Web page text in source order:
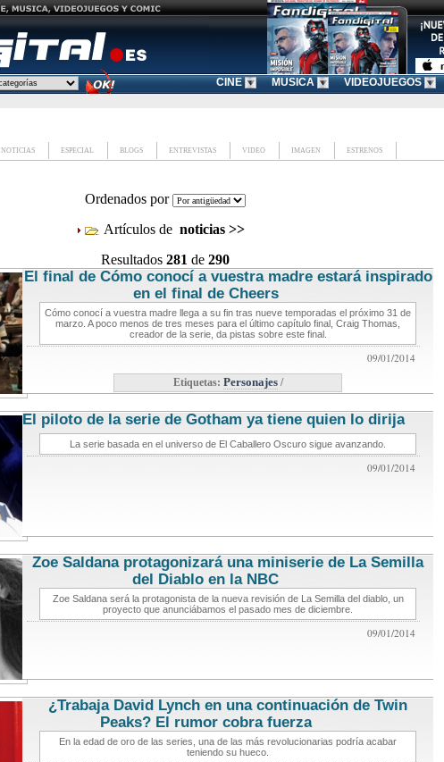
CINE MUSICA VIDEOJUEGOS
NOTICIAS ESPECIAL BLOGS ENTREVISTAS VIDEO IMAGEN ESTRENOS
Ordenados por
Artículos de noticias >>
Resultados 281 de 290
El final de Cómo conocí a vuestra madre estará inspirado
en el final de Cheersnoticias de series
Cómo conocí a vuestra madre llega a su fin tras nueve temporadas el próximo 31 de
marzo. A poco menos de tres meses para el último capítulo final, Craig Thomas,
creador de la serie, da pistas sobre este final.
09/01/2014
Etiquetas: Personajes/
El piloto de la serie de Gotham ya tiene quien lo dirijanoticias de
La serie basada en el universo de El Caballero Oscuro sigue avanzando.
09/01/2014
Zoe Saldana protagonizará una miniserie de La Semilla
del Diablo en la NBC
Zoe Saldana será la protagonista de la nueva revisión de La Semilla del diablo, un
proyecto que anunciábamos el pasado mes de diciembre.
09/01/2014
¿Trabaja David Lynch en una continuación de Twin
Peaks? El rumor cobra fuerzanoticias de series
En la edad de oro de las series, una de las más revolucionarias podría acabar
teniendo su hueco.